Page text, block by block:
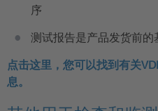
序
测试报告是产品发货前的
点击这里，您可以找到有关
息。